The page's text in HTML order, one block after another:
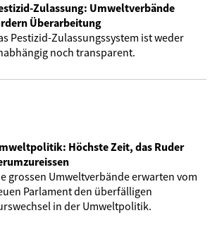
Zulassung: Umweltverbände
Überarbeitung
Pestizid-Zulassungssystem istweder
noch transparent.
Höchste Zeit, das Ruder
grossen Umweltverbände erwarten vom
Parlament den überfälligen
in der Umweltpolitik.